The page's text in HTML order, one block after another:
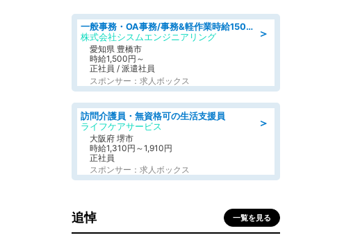
＞
一般事務・OA事務/事務&軽作業時給1500円土日祝休み各種社保完備
株式会社シスムエンジニアリング
愛知県 豊橋市
時給1,500円～
正社員 / 派遣社員
スポンサー：求人ボックス
＞
訪問介護員・無資格可の生活支援員
ライフケアサービス
大阪府 堺市
時給1,310円～1,910円
正社員
スポンサー：求人ボックス
追悼 一覧を見る